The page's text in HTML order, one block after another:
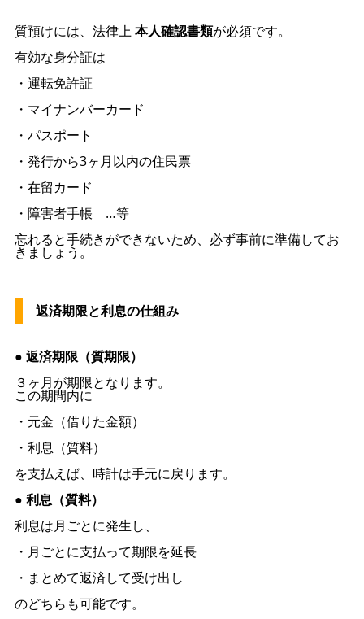
質預けには、法律上本人確認書類が必須です。
有効な身分証は
・運転免許証
・マイナンバーカード
・パスポート
・発行から3ヶ月以内の住民票
・在留カード
・障害者手帳 …等
忘れると手続きができないため、必ず事前に準備してお
きましょう。
返済期限と利息の仕組み
● 返済期限（質期限）
３ヶ月が期限となります。
この期間内に
・元金（借りた金額）
・利息（質料）
を支払えば、時計は手元に戻ります。
● 利息（質料）
利息は月ごとに発生し、
・月ごとに支払って期限を延長
・まとめて返済して受け出し
のどちらも可能です。